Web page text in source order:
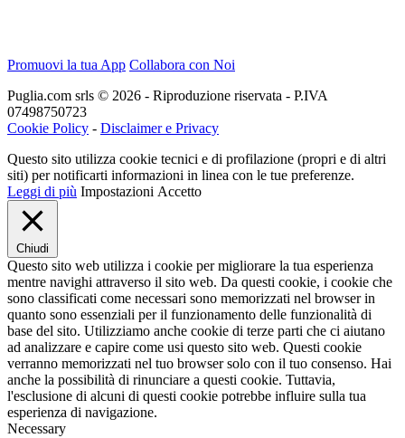
Promuovi la tua App Collabora con Noi
Puglia.com srls © 2026 - Riproduzione riservata - P.IVA
07498750723
Cookie Policy - Disclaimer e Privacy
Questo sito utilizza cookie tecnici e di profilazione (propri e di altri
siti) per notificarti informazioni in linea con le tue preferenze.
Leggi di più Impostazioni Accetto
Chiudi
Questo sito web utilizza i cookie per migliorare la tua esperienza
mentre navighi attraverso il sito web. Da questi cookie, i cookie che
sono classificati come necessari sono memorizzati nel browser in
quanto sono essenziali per il funzionamento delle funzionalità di
base del sito. Utilizziamo anche cookie di terze parti che ci aiutano
ad analizzare e capire come usi questo sito web. Questi cookie
verranno memorizzati nel tuo browser solo con il tuo consenso. Hai
anche la possibilità di rinunciare a questi cookie. Tuttavia,
l'esclusione di alcuni di questi cookie potrebbe influire sulla tua
esperienza di navigazione.
Necessary